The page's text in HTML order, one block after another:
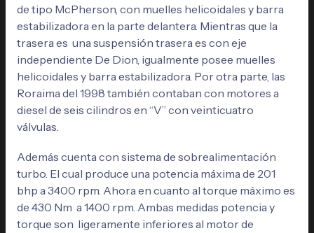
de tipo McPherson, con muelles helicoidales y barra
estabilizadora en la parte delantera. Mientras que la
trasera es una suspensión trasera es con eje
independiente De Dion, igualmente posee muelles
helicoidales y barra estabilizadora. Por otra parte, las
Roraima del 1998 también contaban con motores a
diesel de seis cilindros en “V” con veinticuatro
válvulas.
Además cuenta con sistema de sobrealimentación
turbo. El cual produce una potencia máxima de 201
bhp a 3400 rpm. Ahora en cuanto al torque máximo es
de 430 Nm a 1400 rpm. Ambas medidas potencia y
torque son ligeramente inferiores al motor de